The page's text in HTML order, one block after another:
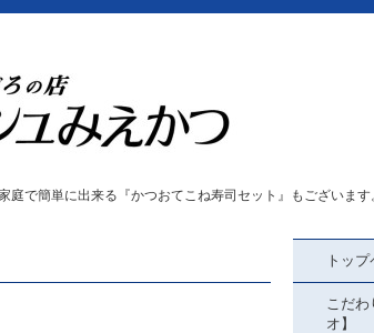
で簡単に出来る『かつおてこね寿司セット』もございます
トッ
こだわ
オ】